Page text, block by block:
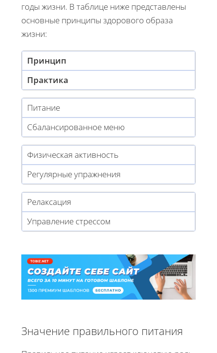
годы жизни. В таблице ниже представлены
основные принципы здорового образа
жизни:
Принцип
Практика
Питание
Сбалансированное меню
Физическая активность
Регулярные упражнения
Релаксация
Управление стрессом
Значение правильного питания